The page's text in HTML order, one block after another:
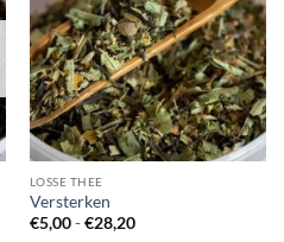
LOSSE THEE
Versterken
€5,00 - €28,20Prijsklasse: